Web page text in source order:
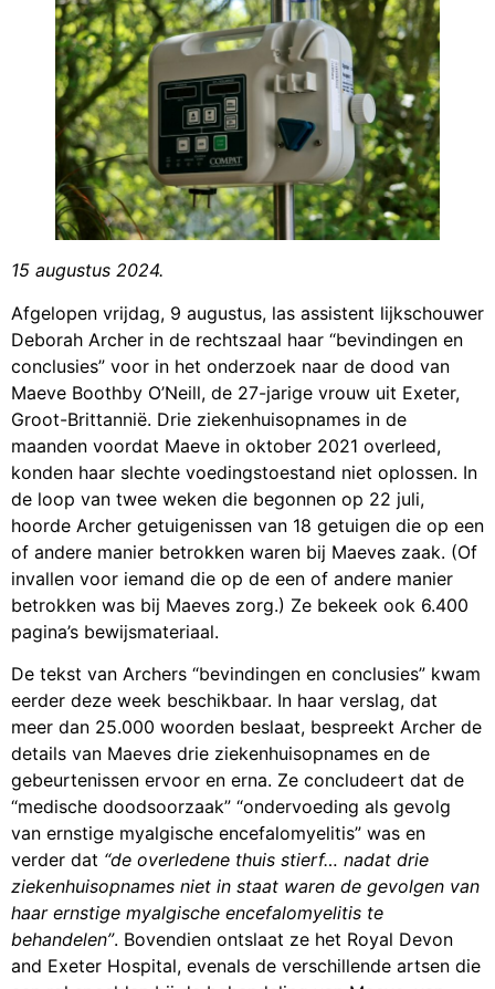
15 augustus 2024.
Afgelopen vrijdag, 9 augustus, las assistent lijkschouwer
Deborah Archer in de rechtszaal haar “bevindingen en
conclusies” voor in het onderzoek naar de dood van
Maeve Boothby O’Neill, de 27-jarige vrouw uit Exeter,
Groot-Brittannië. Drie ziekenhuisopnames in de
maanden voordat Maeve in oktober 2021 overleed,
konden haar slechte voedingstoestand niet oplossen. In
de loop van twee weken die begonnen op 22 juli,
hoorde Archer getuigenissen van 18 getuigen die op een
of andere manier betrokken waren bij Maeves zaak. (Of
invallen voor iemand die op de een of andere manier
betrokken was bij Maeves zorg.) Ze bekeek ook 6.400
pagina’s bewijsmateriaal.
De tekst van Archers “bevindingen en conclusies” kwam
eerder deze week beschikbaar. In haar verslag, dat
meer dan 25.000 woorden beslaat, bespreekt Archer de
details van Maeves drie ziekenhuisopnames en de
gebeurtenissen ervoor en erna. Ze concludeert dat de
“medische doodsoorzaak” “ondervoeding als gevolg
van ernstige myalgische encefalomyelitis” was en
verder dat “de overledene thuis stierf… nadat drie
ziekenhuisopnames niet in staat waren de gevolgen van
haar ernstige myalgische encefalomyelitis te
behandelen”. Bovendien ontslaat ze het Royal Devon
and Exeter Hospital, evenals de verschillende artsen die